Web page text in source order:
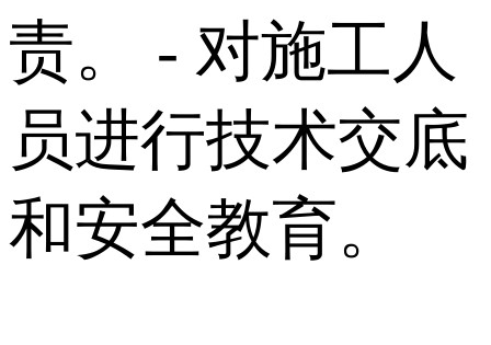
责。 - 对施工人
员进行技术交底
和安全教育。